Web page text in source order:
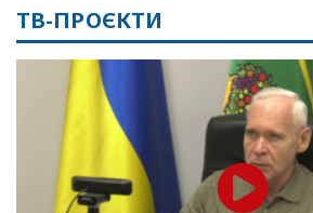
ТВ-ПРОЄКТИ